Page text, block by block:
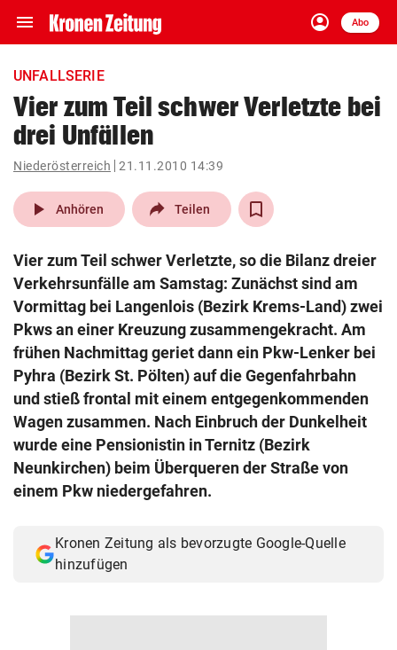
menu Navigation
ein-/ausklappen
account_circle
Anmelden
Abo
close Schließen
account_circle Anmelden
pin_drop
Wien arrow_right
search
Suchbegriff
eingeben
© Krone Multimedia GmbH & Co KG 2026
Muthgasse 2, 1190 Wien
UNFALLSERIE
Vier zum Teil schwer Verletzte bei
drei Unfällen
Niederösterreich 21.11.2010 14:39
play_arrow Anhören Teilen
Vier zum Teil schwer Verletzte, so die Bilanz dreier
Verkehrsunfälle am Samstag: Zunächst sind am
Vormittag bei Langenlois (Bezirk Krems-Land) zwei
Pkws an einer Kreuzung zusammengekracht. Am
frühen Nachmittag geriet dann ein Pkw-Lenker bei
Pyhra (Bezirk St. Pölten) auf die Gegenfahrbahn
und stieß frontal mit einem entgegenkommenden
Wagen zusammen. Nach Einbruch der Dunkelheit
wurde eine Pensionistin in Ternitz (Bezirk
Neunkirchen) beim Überqueren der Straße von
einem Pkw niedergefahren.
Kronen Zeitung als bevorzugte Google-Quelle
hinzufügen